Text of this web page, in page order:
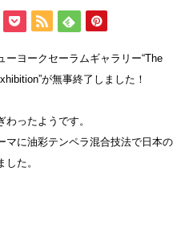
ヨークセーラムギャラリー“The
が無事終了しました！
ったようです。
マに油彩テンペラ混合技法で日本の
た。